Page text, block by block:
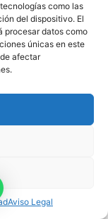
como las
del dispositivo. El
procesar datos como
únicas en este
afectar
Aviso Legal
de Cookies
PROGRAMA KIT
(EU) DEL
reservados.